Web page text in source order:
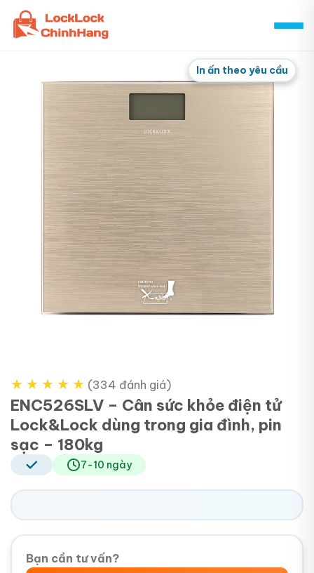
Skip
content
In ấn theo yêu cầu
★ ★ ★ ★ ★ (334 đánh giá)
ENC526SLV – Cân sức khỏe điện tử
Lock&Lock dùng trong gia đình, pin
sạc – 180kg
7-10 ngày
Bạn cần tư vấn?